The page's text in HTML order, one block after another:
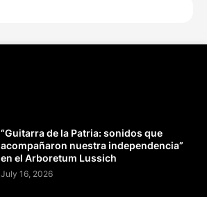
“Guitarra de la Patria: sonidos que
acompañaron nuestra independencia”
en el Arboretum Lussich
July 16, 2026